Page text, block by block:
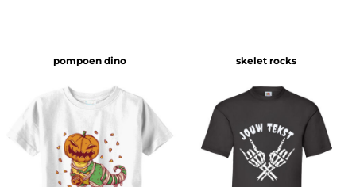
pompoen dino skelet rocks